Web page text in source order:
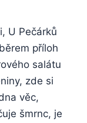
U Pečárků
příloh
salátu⁣
zde⁤ si
věc,
šmrnc, je